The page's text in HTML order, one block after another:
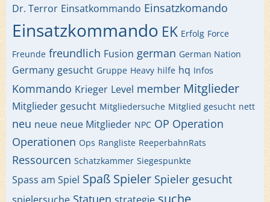
Dr. Terror Einsatkommando Einsatzkomando
Einsatzkommando EK Erfolg Force
Freunde freundlich Fusion german German Nation
Germany gesucht Gruppe Heavy hilfe hq Infos
Kommando Krieger Level member Mitglieder
Mitglieder gesucht Mitgliedersuche Mitglied gesucht nett
neu neue neue Mitglieder NPC OP Operation
Operationen Ops Rangliste ReeperbahnRats
Ressourcen Schatzkammer Siegespunkte
Spass am Spiel Spaß Spieler Spieler gesucht